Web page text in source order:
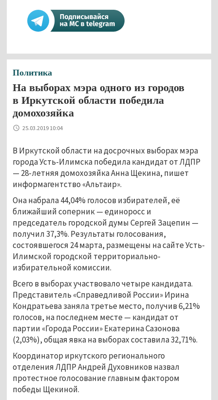
Политика
На выборах мэра одного из городов
в Иркутской области победила
домохозяйка
25.03.2019 10:04
В Иркутской области на досрочных выборах мэра
города Усть-Илимска победила кандидат от ЛДПР
— 28-летняя домохозяйка Анна Щекина, пишет
информагентство «Альтаир».
Она набрала 44,04% голосов избирателей, её
ближайший соперник — единоросс и
председатель городской думы Сергей Зацепин —
получил 37,3%. Результаты голосования,
состоявшегося 24 марта, размещены на сайте Усть-
Илимской городской территориально-
избирательной комиссии.
Всего в выборах участвовало четыре кандидата.
Представитель «Справедливой России» Ирина
Кондратьева заняла третье место, получив 6,21%
голосов, на последнем месте — кандидат от
партии «Города России» Екатерина Сазонова
(2,03%), общая явка на выборах составила 32,71%.
Координатор иркутского регионального
отделения ЛДПР Андрей Духовников назвал
протестное голосование главным фактором
победы Щекиной.